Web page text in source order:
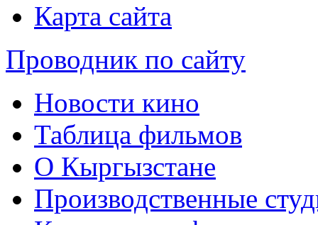
Карта сайта
Проводник по сайту
Новости кино
Таблица фильмов
О Кыргызстане
Производственные